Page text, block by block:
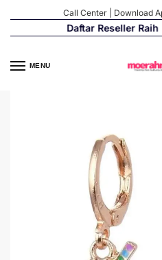
Call Center Download
Daftar Reseller Raih
MENU